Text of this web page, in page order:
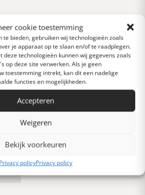
cookie toestemming
te bieden, gebruiken wij technologieën zoals
je apparaat op te slaan en/of te raadplegen.
deze technologieën kunnen wij gegevens zoals
op deze site verwerken. Als je geen
toestemming intrekt, kan dit een nadelige
functies en mogelijkheden.
Accepteren
Weigeren
Bekijk voorkeuren
Privacy policyPrivacy policy